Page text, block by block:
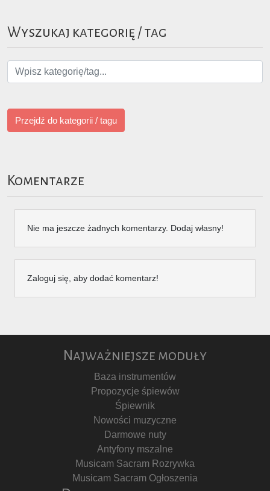
Wyszukaj kategorię / tag
Przejdź do kategorii / tagu
Komentarze
Nie ma jeszcze żadnych komentarzy. Dodaj własny!
Zaloguj się, aby dodać komentarz!
Najważniejsze moduły
Baza instrumentów
Propozycje śpiewów
Śpiewnik
Nowości muzyczne
Darmowe nuty
Antyfony mszalne
Musicam Sacram Rozrywka
Musicam Sacram Ogłoszenia